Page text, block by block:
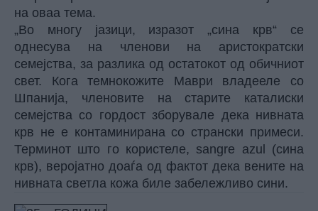
на оваа тема.
„Во многу јазици, изразот „сина крв“ се
однесува на членови на аристократски
семејства, за разлика од остатокот од обичниот
свет. Кога темнокожите Маври владееле со
Шпанија, членовите на старите каталиски
семејства со гордост зборувале дека нивната
крв не е контаминирана со странски примеси.
Терминот што го користеле, sangre azul (сина
крв), веројатно доаѓа од фактот дека вените на
нивната светла кожа биле забележливо сини.